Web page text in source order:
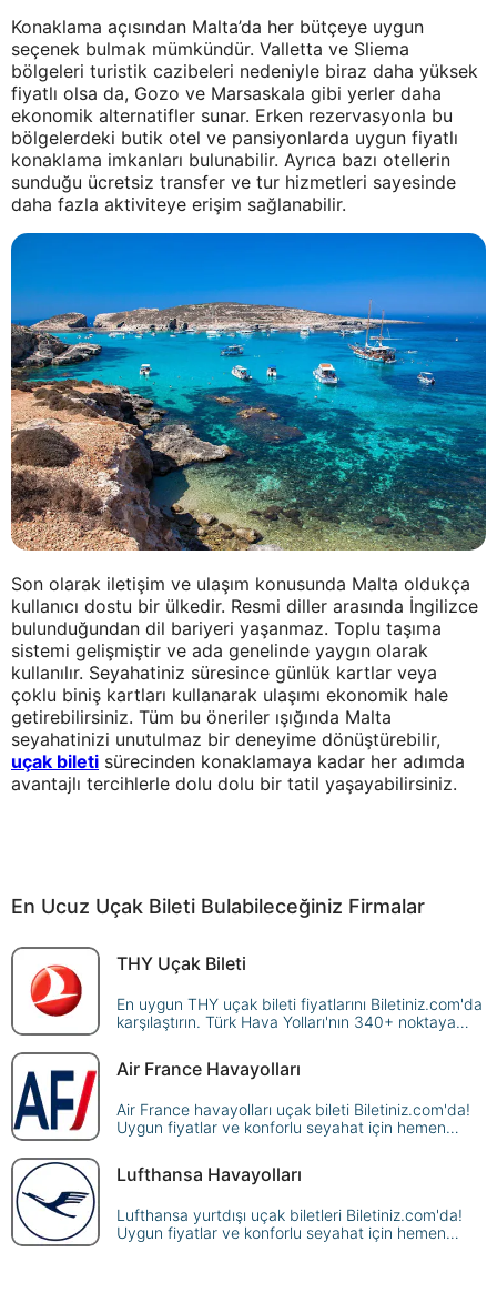
Konaklama açısından Malta’da her bütçeye uygun
seçenek bulmak mümkündür. Valletta ve Sliema
bölgeleri turistik cazibeleri nedeniyle biraz daha yüksek
fiyatlı olsa da, Gozo ve Marsaskala gibi yerler daha
ekonomik alternatifler sunar. Erken rezervasyonla bu
bölgelerdeki butik otel ve pansiyonlarda uygun fiyatlı
konaklama imkanları bulunabilir. Ayrıca bazı otellerin
sunduğu ücretsiz transfer ve tur hizmetleri sayesinde
daha fazla aktiviteye erişim sağlanabilir.
Son olarak iletişim ve ulaşım konusunda Malta oldukça
kullanıcı dostu bir ülkedir. Resmi diller arasında İngilizce
bulunduğundan dil bariyeri yaşanmaz. Toplu taşıma
sistemi gelişmiştir ve ada genelinde yaygın olarak
kullanılır. Seyahatiniz süresince günlük kartlar veya
çoklu biniş kartları kullanarak ulaşımı ekonomik hale
getirebilirsiniz. Tüm bu öneriler ışığında Malta
seyahatinizi unutulmaz bir deneyime dönüştürebilir,
uçak bileti sürecinden konaklamaya kadar her adımda
avantajlı tercihlerle dolu dolu bir tatil yaşayabilirsiniz.
En Ucuz Uçak Bileti Bulabileceğiniz Firmalar
THY Uçak Bileti
En uygun THY uçak bileti fiyatlarını Biletiniz.com'da
karşılaştırın. Türk Hava Yolları'nın 340+ noktaya
Air France Havayolları
Air France havayolları uçak bileti Biletiniz.com'da!
Uygun fiyatlar ve konforlu seyahat için hemen
destinasyonlara ulaşın.
Lufthansa Havayolları
Lufthansa yurtdışı uçak biletleri Biletiniz.com'da!
Uygun fiyatlar ve konforlu seyahat için hemen